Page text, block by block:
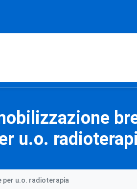
u.o.
per u.o. radioterapia